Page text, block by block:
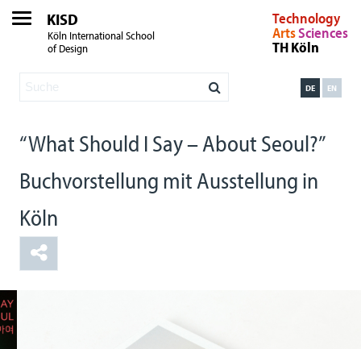
KISD
Köln International School
of Design
Technology
ArtsSciences
TH Köln
EN
DE
“What Should I Say – About Seoul?”
Buchvorstellung mit Ausstellung in
Köln